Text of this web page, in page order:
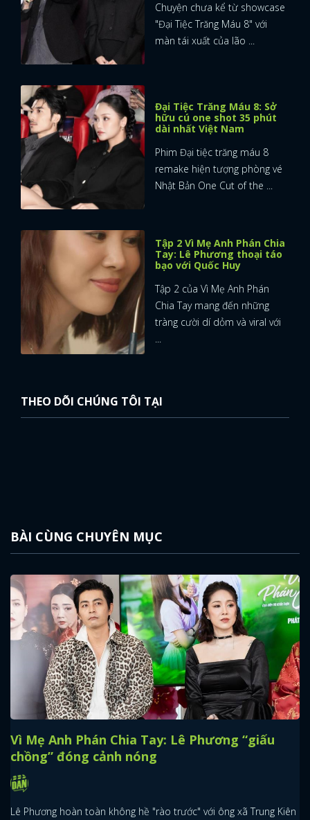
Chuyện chưa kể từ showcase
"Đại Tiệc Trăng Máu 8" với
màn tái xuất của lão ...
Đại Tiệc Trăng Máu 8: Sở
hữu cú one shot 35 phút
dài nhất Việt Nam
Phim Đại tiệc trăng máu 8
remake hiện tượng phòng vé
Nhật Bản One Cut of the ...
Tập 2 Vì Mẹ Anh Phán Chia
Tay: Lê Phương thoại táo
bạo với Quốc Huy
Tập 2 của Vì Mẹ Anh Phán
Chia Tay mang đến những
tràng cười dí dỏm và viral với
...
THEO DÕI CHÚNG TÔI TẠI
BÀI CÙNG CHUYÊN MỤC
Vì Mẹ Anh Phán Chia Tay: Lê Phương “giấu
chồng” đóng cảnh nóng
Lê Phương hoàn toàn không hề "rào trước" với ông xã Trung Kiên